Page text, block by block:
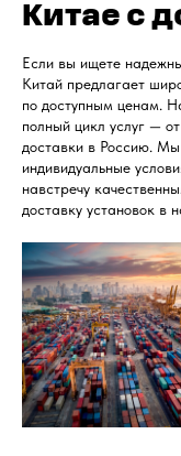
Китае с
Если вы ищете
Китай предлагает
по доступным ценам.
полный цикл услуг —
доставки в Россию.
индивидуальные
навстречу
доставку установок в